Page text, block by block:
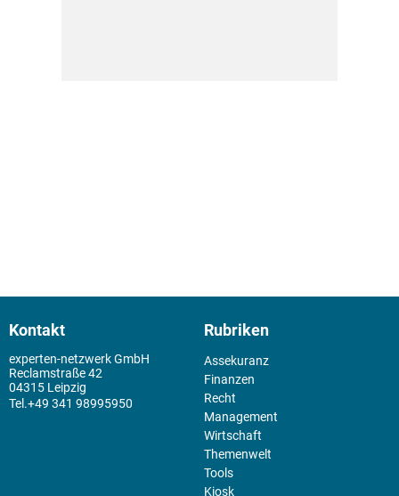
Kontakt
experten-netzwerk GmbH
Reclamstraße 42
04315 Leipzig
+49 341 98995950
Rubriken
Assekuranz
Finanzen
Recht
Management
Wirtschaft
Themenwelt
Tools
Kiosk